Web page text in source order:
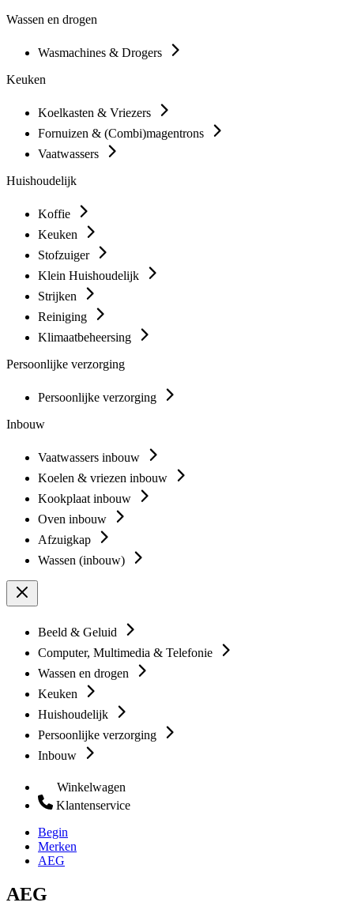
Wassen en drogen
Wasmachines & Drogers
Keuken
Koelkasten & Vriezers
Fornuizen & (Combi)magentrons
Vaatwassers
Huishoudelijk
Koffie
Keuken
Stofzuiger
Klein Huishoudelijk
Strijken
Reiniging
Klimaatbeheersing
Persoonlijke verzorging
Persoonlijke verzorging
Inbouw
Vaatwassers inbouw
Koelen & vriezen inbouw
Kookplaat inbouw
Oven inbouw
Afzuigkap
Wassen (inbouw)
Beeld & Geluid
Computer, Multimedia & Telefonie
Wassen en drogen
Keuken
Huishoudelijk
Persoonlijke verzorging
Inbouw
Winkelwagen
Klantenservice
Begin
Merken
AEG
AEG